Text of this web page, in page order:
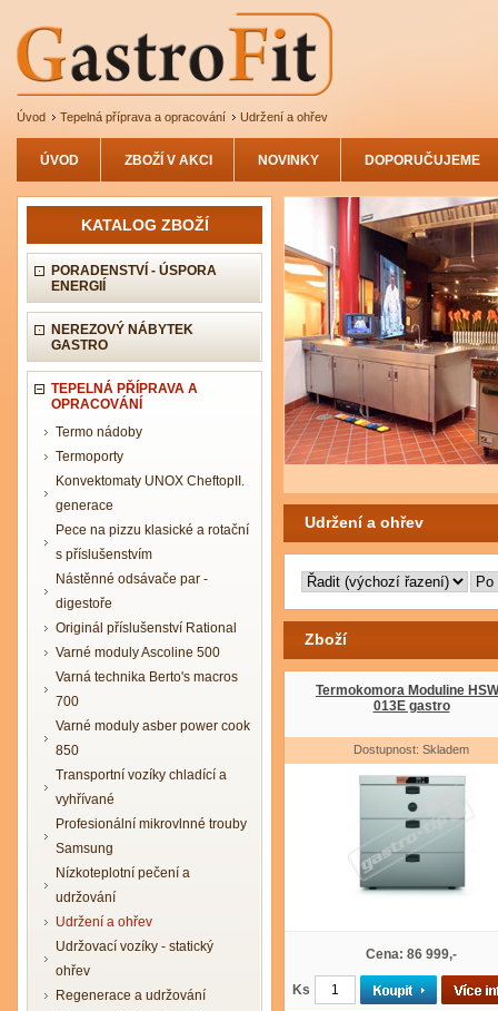
Úvod Tepelná příprava a opracování Udržení a ohřev
ÚVOD ZBOŽÍ V AKCI NOVINKY DOPORUČUJEME
KATALOG ZBOŽÍ
PORADENSTVÍ - ÚSPORA
ENERGIÍ
NEREZOVÝ NÁBYTEK
GASTRO
TEPELNÁ PŘÍPRAVA A
OPRACOVÁNÍ
Termo nádoby
Termoporty
Konvektomaty UNOX CheftopII.
generace
Pece na pizzu klasické a rotační
s příslušenstvím
Nástěnné odsávače par -
digestoře
Originál příslušenství Rational
Varné moduly Ascoline 500
Varná technika Berto's macros
700
Varné moduly asber power cook
850
Transportní vozíky chladící a
vyhřívané
Profesionální mikrovlnné trouby
Samsung
Nízkoteplotní pečení a
udržování
Udržení a ohřev
Udržovací vozíky - statický
ohřev
Regenerace a udržování
Udržení a ohřev
Zboží
Termokomora Moduline
013E gastro
Dostupnost: Skladem
Cena: 86 999,-
Ks